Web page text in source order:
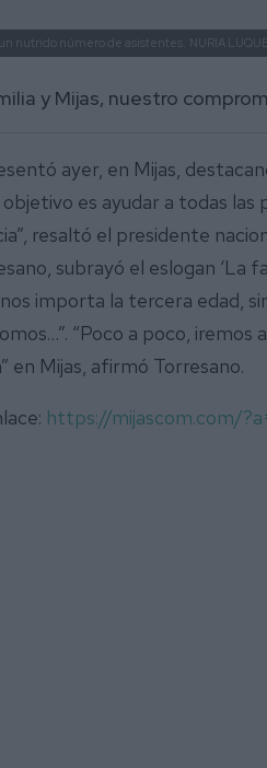
nutrido número de asistentes. NURIA LUQUE
y Mijas, nuestro
ayer, en Mijas,
es ayudar a todas las
resaltó el presidente
subrayó el eslogan ‘La
importa la tercera edad,
“Poco a poco, iremos
en Mijas, afirmó Torresano.
https://mijascom.com/